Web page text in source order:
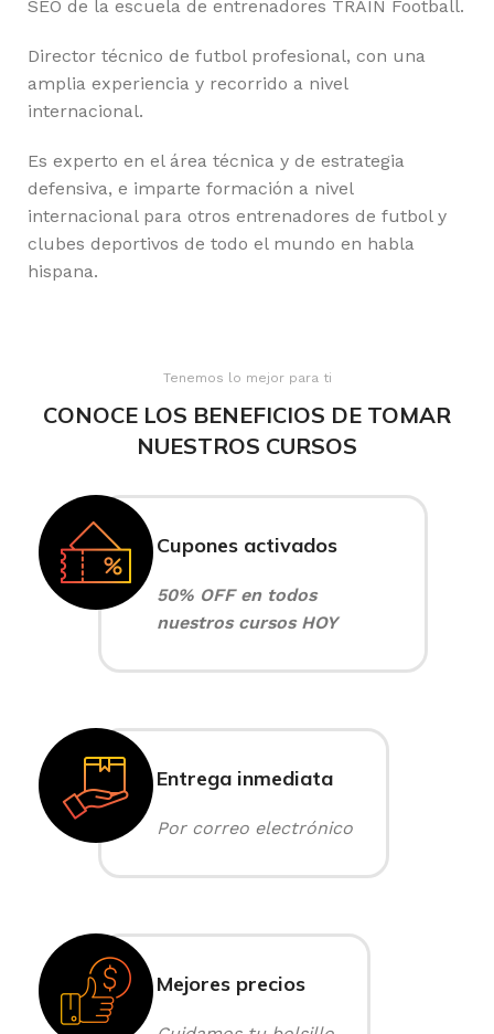
SEO de la escuela de entrenadores TRAIN Football.
Director técnico de futbol profesional, con una
amplia experiencia y recorrido a nivel
internacional.
Es experto en el área técnica y de estrategia
defensiva, e imparte formación a nivel
internacional para otros entrenadores de futbol y
clubes deportivos de todo el mundo en habla
hispana.
Tenemos lo mejor para ti
CONOCE LOS BENEFICIOS DE TOMAR
NUESTROS CURSOS
Cupones activados
50% OFF en todos
nuestros cursos HOY
Entrega inmediata
Por correo electrónico
Mejores precios